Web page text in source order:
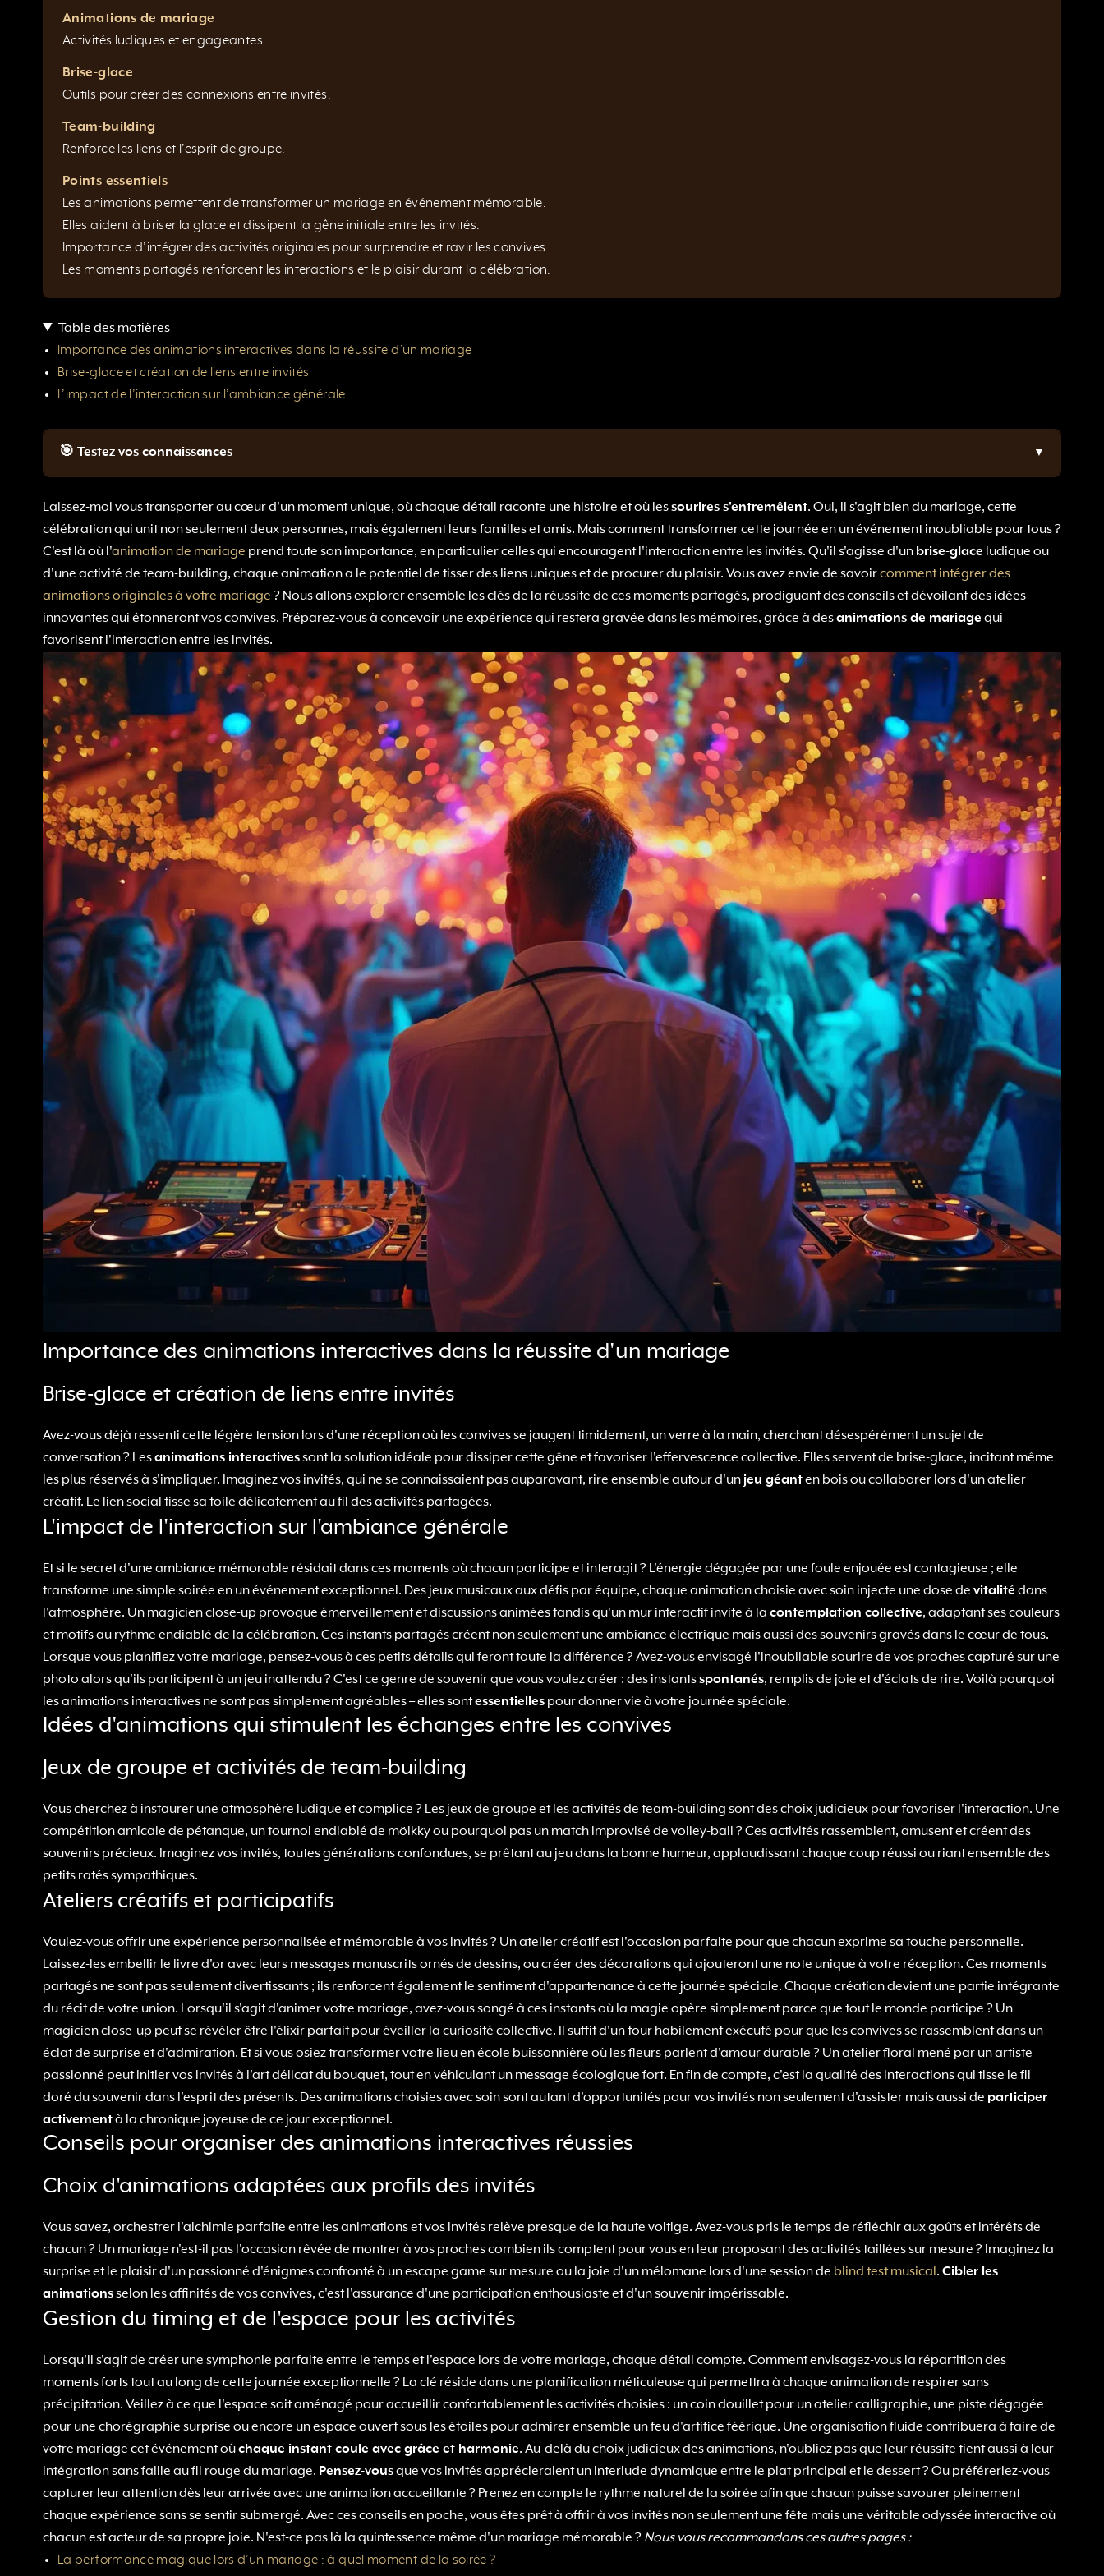
Animations de mariage
Activités ludiques et engageantes.
Brise-glace
Outils pour créer des connexions entre invités.
Team-building
Renforce les liens et l’esprit de groupe.
Points essentiels
Les animations permettent de transformer un mariage en événement mémorable.
Elles aident à briser la glace et dissipent la gêne initiale entre les invités.
Importance d’intégrer des activités originales pour surprendre et ravir les convives.
Les moments partagés renforcent les interactions et le plaisir durant la célébration.
Table des matières
Importance des animations interactives dans la réussite d’un mariage
Brise-glace et création de liens entre invités
L’impact de l’interaction sur l’ambiance générale
🎯 Testez vos connaissances
Laissez-moi vous transporter au cœur d'un moment unique, où chaque détail raconte une histoire et où lessourires s'entremêlent. Oui, il s'agit bien du mariage, cette
célébration qui unit non seulement deux personnes, mais également leurs familles et amis. Mais comment transformer cette journée en un événement inoubliable pour tous ?
C'est là où l'animation de mariage prend toute son importance, en particulier celles qui encouragent l'interaction entre les invités. Qu'il s'agisse d'un brise-glace ludique ou
d'une activité de team-building, chaque animation a le potentiel de tisser des liens uniques et de procurer du plaisir. Vous avez envie de savoircomment intégrer des
animations originales à votre mariage ? Nous allons explorer ensemble les clés de la réussite de ces moments partagés, prodiguant des conseils et dévoilant des idées
innovantes qui étonneront vos convives. Préparez-vous à concevoir une expérience qui restera gravée dans les mémoires, grâce à desanimations de mariage qui
favorisent l'interaction entre les invités.
Importance des animations interactives dans la réussite d'un mariage
Brise-glace et création de liens entre invités
Avez-vous déjà ressenti cette légère tension lors d'une réception où les convives se jaugent timidement, un verre à la main, cherchant désespérément un sujet de
conversation ? Lesanimations interactivessont la solution idéale pour dissiper cette gêne et favoriser l'effervescence collective. Elles servent de brise-glace, incitant même
les plus réservés à s'impliquer. Imaginez vos invités, qui ne se connaissaient pas auparavant, rire ensemble autour d'un jeu géanten bois ou collaborer lors d'un atelier
créatif. Le lien social tisse sa toile délicatement au fil des activités partagées.
L'impact de l'interaction sur l'ambiance générale
Et si le secret d'une ambiance mémorable résidait dans ces moments où chacun participe et interagit ? L'énergie dégagée par une foule enjouée est contagieuse ; elle
transforme une simple soirée en un événement exceptionnel. Des jeux musicaux aux défis par équipe, chaque animation choisie avec soin injecte une dose de vitalité dans
l'atmosphère. Un magicien close-up provoque émerveillement et discussions animées tandis qu'un mur interactif invite à la contemplation collective, adaptant ses couleurs
et motifs au rythme endiablé de la célébration. Ces instants partagés créent non seulement une ambiance électrique mais aussi des souvenirs gravés dans le cœur de tous.
Lorsque vous planifiez votre mariage, pensez-vous à ces petits détails qui feront toute la différence ? Avez-vous envisagé l'inoubliable sourire de vos proches capturé sur une
photo alors qu'ils participent à un jeu inattendu ? C'est ce genre de souvenir que vous voulez créer : des instantsspontanés, remplis de joie et d'éclats de rire. Voilà pourquoi
les animations interactives ne sont pas simplement agréables – elles sontessentielles pour donner vie à votre journée spéciale.
Idées d'animations qui stimulent les échanges entre les convives
Jeux de groupe et activités de team-building
Vous cherchez à instaurer une atmosphère ludique et complice ? Les jeux de groupe et les activités de team-building sont des choix judicieux pour favoriser l'interaction. Une
compétition amicale de pétanque, un tournoi endiablé de mölkky ou pourquoi pas un match improvisé de volley-ball ? Ces activités rassemblent, amusent et créent des
souvenirs précieux. Imaginez vos invités, toutes générations confondues, se prêtant au jeu dans la bonne humeur, applaudissant chaque coup réussi ou riant ensemble des
petits ratés sympathiques.
Ateliers créatifs et participatifs
Voulez-vous offrir une expérience personnalisée et mémorable à vos invités ? Un atelier créatif est l'occasion parfaite pour que chacun exprime sa touche personnelle.
Laissez-les embellir le livre d'or avec leurs messages manuscrits ornés de dessins, ou créer des décorations qui ajouteront une note unique à votre réception. Ces moments
partagés ne sont pas seulement divertissants ; ils renforcent également le sentiment d'appartenance à cette journée spéciale. Chaque création devient une partie intégrante
du récit de votre union. Lorsqu'il s'agit d'animer votre mariage, avez-vous songé à ces instants où la magie opère simplement parce que tout le monde participe ? Un
magicien close-up peut se révéler être l'élixir parfait pour éveiller la curiosité collective. Il suffit d'un tour habilement exécuté pour que les convives se rassemblent dans un
éclat de surprise et d'admiration. Et si vous osiez transformer votre lieu en école buissonnière où les fleurs parlent d'amour durable ? Un atelier floral mené par un artiste
passionné peut initier vos invités à l'art délicat du bouquet, tout en véhiculant un message écologique fort. En fin de compte, c'est la qualité des interactions qui tisse le fil
doré du souvenir dans l'esprit des présents. Des animations choisies avec soin sont autant d'opportunités pour vos invités non seulement d'assister mais aussi de participer
activementà la chronique joyeuse de ce jour exceptionnel.
Conseils pour organiser des animations interactives réussies
Choix d'animations adaptées aux profils des invités
Vous savez, orchestrer l'alchimie parfaite entre les animations et vos invités relève presque de la haute voltige. Avez-vous pris le temps de réfléchir aux goûts et intérêts de
chacun ? Un mariage n'est-il pas l'occasion rêvée de montrer à vos proches combien ils comptent pour vous en leur proposant des activités taillées sur mesure ? Imaginez la
surprise et le plaisir d'un passionné d'énigmes confronté à un escape game sur mesure ou la joie d'un mélomane lors d'une session de blind test musical. Cibler les
animationsselon les affinités de vos convives, c'est l'assurance d'une participation enthousiaste et d'un souvenir impérissable.
Gestion du timing et de l'espace pour les activités
Lorsqu'il s'agit de créer une symphonie parfaite entre le temps et l'espace lors de votre mariage, chaque détail compte. Comment envisagez-vous la répartition des
moments forts tout au long de cette journée exceptionnelle ? La clé réside dans une planification méticuleuse qui permettra à chaque animation de respirer sans
précipitation. Veillez à ce que l'espace soit aménagé pour accueillir confortablement les activités choisies : un coin douillet pour un atelier calligraphie, une piste dégagée
pour une chorégraphie surprise ou encore un espace ouvert sous les étoiles pour admirer ensemble un feu d'artifice féérique. Une organisation fluide contribuera à faire de
votre mariage cet événement oùchaque instant coule avec grâce et harmonie. Au-delà du choix judicieux des animations, n'oubliez pas que leur réussite tient aussi à leur
intégration sans faille au fil rouge du mariage. Pensez-vousque vos invités apprécieraient un interlude dynamique entre le plat principal et le dessert ? Ou préféreriez-vous
capturer leur attention dès leur arrivée avec une animation accueillante ? Prenez en compte le rythme naturel de la soirée afin que chacun puisse savourer pleinement
chaque expérience sans se sentir submergé. Avec ces conseils en poche, vous êtes prêt à offrir à vos invités non seulement une fête mais une véritable odyssée interactive où
chacun est acteur de sa propre joie. N'est-ce pas là la quintessence même d'un mariage mémorable ? Nous vous recommandons ces autres pages :
La performance magique lors d’un mariage : à quel moment de la soirée ?